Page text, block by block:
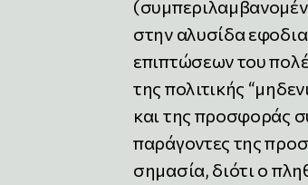
στην αλυσίδα
επιπτώσεων του
της πολιτικής
και της προσφοράς
παράγοντες της
σημασία, διότι ο